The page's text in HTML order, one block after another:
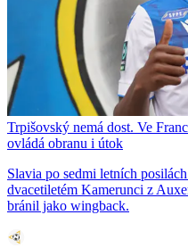
Trpišovský nemá dost. Ve
ovládá obranu i útok
Slavia po sedmi letních
dvacetiletém Kamerunci z
bránil jako wingback.